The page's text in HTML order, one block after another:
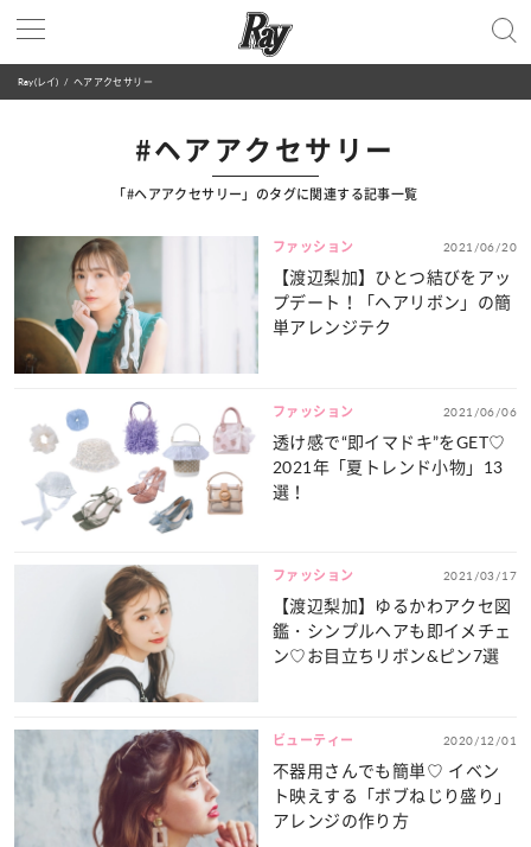
Ray(レイ) ヘアアクセサリー
#ヘアアクセサリー
「#ヘアアクセサリー」のタグに関連する記事一覧
ファッション 2021/06/20
【渡辺梨加】ひとつ結びをアッ
プデート！「ヘアリボン」の簡
単アレンジテク
ファッション 2021/06/06
透け感で“即イマドキ”をGET♡
2021年「夏トレンド小物」13
選！
ファッション 2021/03/17
【渡辺梨加】ゆるかわアクセ図
鑑・シンプルヘアも即イメチェ
ン♡お目立ちリボン&ピン7選
ビューティー 2020/12/01
不器用さんでも簡単♡ イベン
ト映えする「ボブねじり盛り」
アレンジの作り方